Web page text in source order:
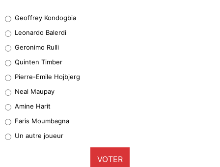
38%
32%
5%
1%
9%
Geoffrey Kondogbia
Leonardo Balerdi
Geronimo Rulli
Quinten Timber
Pierre-Emile Hojbjerg
Neal Maupay
Amine Harit
Faris Moumbagna
Un autre joueur
VOTER